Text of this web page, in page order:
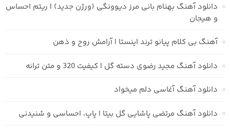
دانلود آهنگ بهنام بانی مرز دیوونگی (ورژن جدید) | ریتم احساس
و هیجان
آهنگ بی کلام پیانو ترند اینستا | آرامش روح و ذهن
دانلود آهنگ مجید رضوی دسته گل | کیفیت 320 و متن ترانه
دانلود آهنگ آغاسی دلم میخواد
دانلود آهنگ مرتضی پاشایی گل بیتا | پاپ، احساسی و شنیدنی